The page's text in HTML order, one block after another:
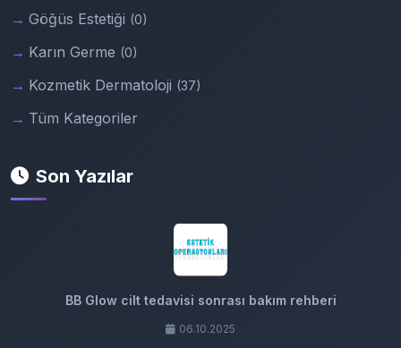
Göğüs Estetiği (0)
Karın Germe (0)
Kozmetik Dermatoloji (37)
Tüm Kategoriler
Son Yazılar
BB Glow cilt tedavisi sonrası bakım rehberi
06.10.2025